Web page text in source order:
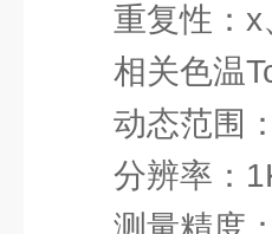
重复性：
相关色温
动态范围
分辨率：